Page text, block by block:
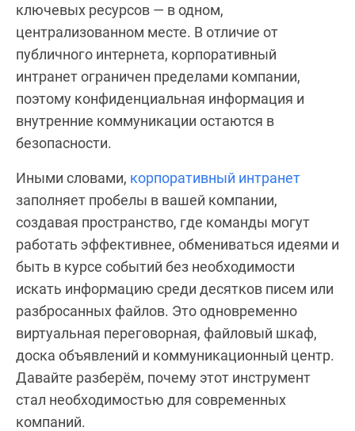
ключевых ресурсов — в одном,
централизованном месте. В отличие от
публичного интернета, корпоративный
интранет ограничен пределами компании,
поэтому конфиденциальная информация и
внутренние коммуникации остаются в
безопасности.
Иными словами, корпоративный интранет
заполняет пробелы в вашей компании,
создавая пространство, где команды могут
работать эффективнее, обмениваться идеями и
быть в курсе событий без необходимости
искать информацию среди десятков писем или
разбросанных файлов. Это одновременно
виртуальная переговорная, файловый шкаф,
доска объявлений и коммуникационный центр.
Давайте разберём, почему этот инструмент
стал необходимостью для современных
компаний.